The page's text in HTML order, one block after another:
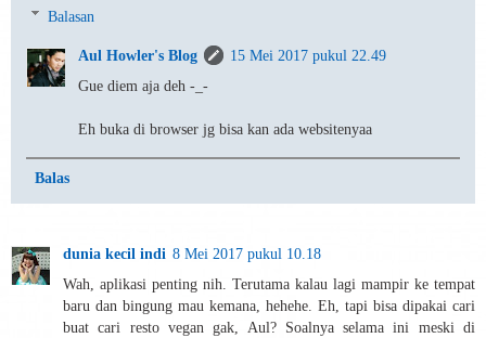
Balasan
Aul Howler's Blog
15 Mei 2017 pukul 22.49
Gue diem aja deh -_-
Eh buka di browser jg bisa kan ada websitenyaa
Balas
dunia kecil indi 8 Mei 2017 pukul 10.18
Wah, aplikasi penting nih. Terutama kalau lagi mampir ke tempat
baru dan bingung mau kemana, hehehe. Eh, tapi bisa dipakai cari
buat cari resto vegan gak, Aul? Soalnya selama ini meski di